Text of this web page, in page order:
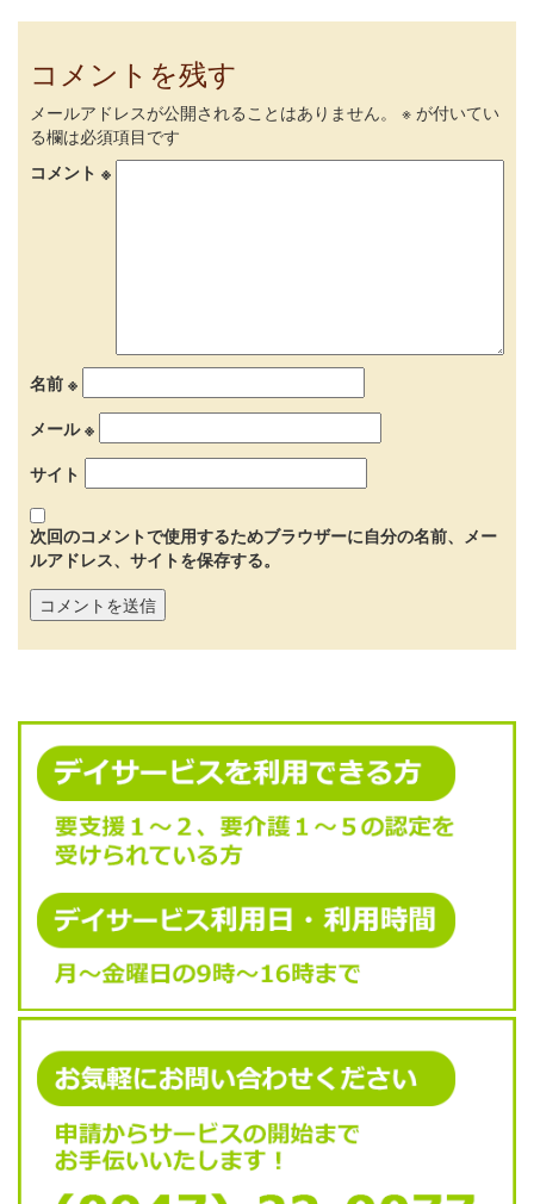
コメントを残す
メールアドレスが公開されることはありません。 ※ が付いてい
る欄は必須項目です
コメント ※
名前 ※
メール※
サイト
次回のコメントで使用するためブラウザーに自分の名前、メー
ルアドレス、サイトを保存する。